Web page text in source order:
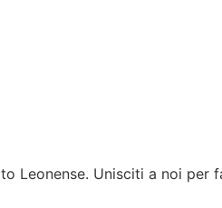
Leonense. Unisciti a noi per